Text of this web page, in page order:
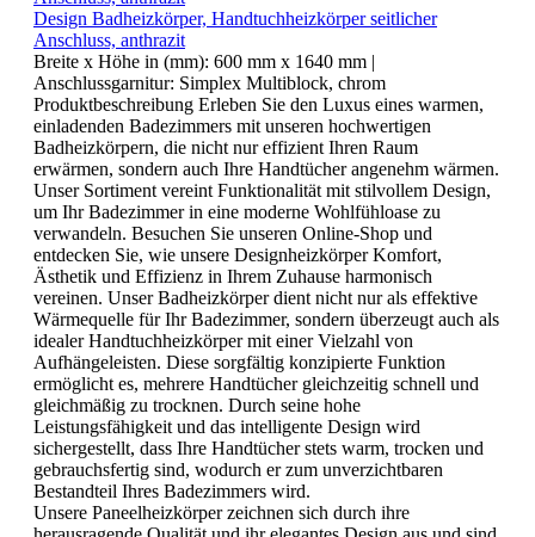
Design Badheizkörper, Handtuchheizkörper seitlicher
Anschluss, anthrazit
Breite x Höhe in (mm): 600 mm x 1640 mm |
Anschlussgarnitur: Simplex Multiblock, chrom
Produktbeschreibung Erleben Sie den Luxus eines warmen,
einladenden Badezimmers mit unseren hochwertigen
Badheizkörpern, die nicht nur effizient Ihren Raum
erwärmen, sondern auch Ihre Handtücher angenehm wärmen.
Unser Sortiment vereint Funktionalität mit stilvollem Design,
um Ihr Badezimmer in eine moderne Wohlfühloase zu
verwandeln. Besuchen Sie unseren Online-Shop und
entdecken Sie, wie unsere Designheizkörper Komfort,
Ästhetik und Effizienz in Ihrem Zuhause harmonisch
vereinen. Unser Badheizkörper dient nicht nur als effektive
Wärmequelle für Ihr Badezimmer, sondern überzeugt auch als
idealer Handtuchheizkörper mit einer Vielzahl von
Aufhängeleisten. Diese sorgfältig konzipierte Funktion
ermöglicht es, mehrere Handtücher gleichzeitig schnell und
gleichmäßig zu trocknen. Durch seine hohe
Leistungsfähigkeit und das intelligente Design wird
sichergestellt, dass Ihre Handtücher stets warm, trocken und
gebrauchsfertig sind, wodurch er zum unverzichtbaren
Bestandteil Ihres Badezimmers wird.
Unsere Paneelheizkörper zeichnen sich durch ihre